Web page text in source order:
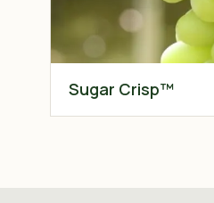
Sugar Crisp™